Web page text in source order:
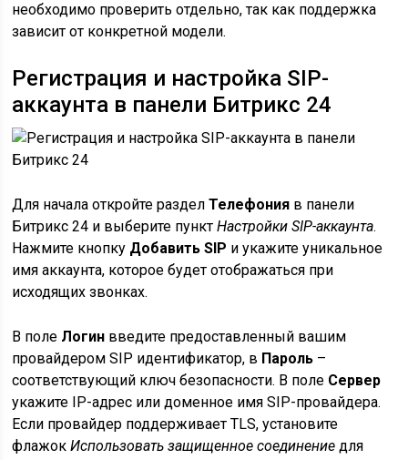
необходимо проверить отдельно, так как поддержка
зависит от конкретной модели.
Регистрация и настройка SIP-
аккаунта в панели Битрикс 24
Для начала откройте разделТелефония в панели
Битрикс 24 и выберите пунктНастройки SIP-аккаунта.
Нажмите кнопку Добавить SIP и укажите уникальное
имя аккаунта, которое будет отображаться при
исходящих звонках.
В поле Логин введите предоставленный вашим
провайдером SIP идентификатор, в Пароль –
соответствующий ключ безопасности. В поле Сервер
укажите IP-адрес или доменное имя SIP-провайдера.
Если провайдер поддерживает TLS, установите
флажокИспользовать защищенное соединение для